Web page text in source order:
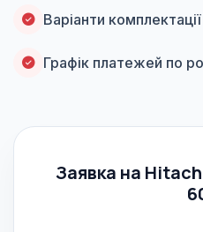
Варіанти
Графік платежей по
Заявка на